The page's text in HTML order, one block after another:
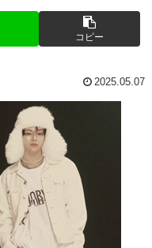
コピー
2025.05.07